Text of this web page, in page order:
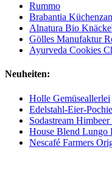
Rummo
Brabantia
Alnatura Bio
Gölles Manufaktur
Ayurveda Cookies
Neuheiten:
Holle Gemüseallerlei
Edelstahl-Eier-
Sodastream
House Blend Lungo
Nescafé Farmers